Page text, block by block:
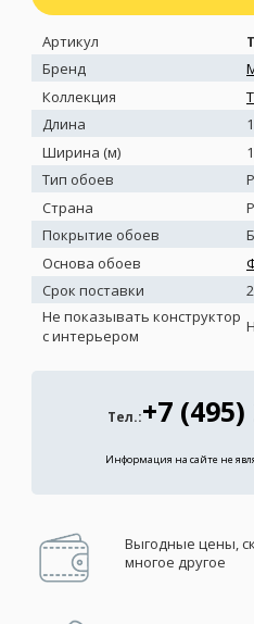
Артикул
Бренд
Коллекция
Длина
Ширина (м)
Тип обоев
Страна
Покрытие обоев
Основа обоев
Срок поставки
Не показывать конструктор
с интерьером
Тел.:+7
Информация на сайте не
Выгодные цены,
многое другое